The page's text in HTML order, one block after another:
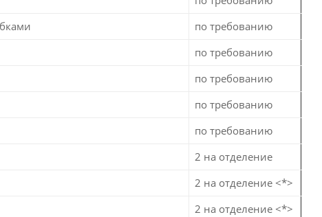
по требованию
по требованию
по требованию
по требованию
по требованию
2 на отделение
2 на отделение <*>
2 на отделение <*>